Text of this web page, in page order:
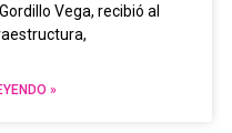
Vega, recibió al
»